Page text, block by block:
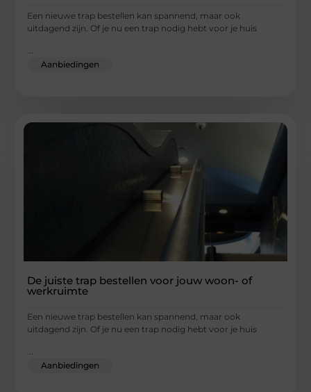
Een nieuwe trap bestellen kan spannend, maar ook
uitdagend zijn. Of je nu een trap nodig hebt voor je huis
Aanbiedingen
De juiste trap bestellen voor jouw woon- of
werkruimte
Een nieuwe trap bestellen kan spannend, maar ook
uitdagend zijn. Of je nu een trap nodig hebt voor je huis
...
Aanbiedingen